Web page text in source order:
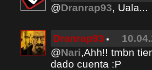
@Dranrap93, Uala...
Dranrap93
@Nari,Ahh!! tmbn
dado cuenta :P